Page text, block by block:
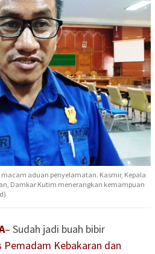
macam aduan penyelamatan. Kasmir, Kepala
Damkar Kutim menerangkan kemampuan
– Sudah jadi buah bibir
Pemadam Kebakaran dan